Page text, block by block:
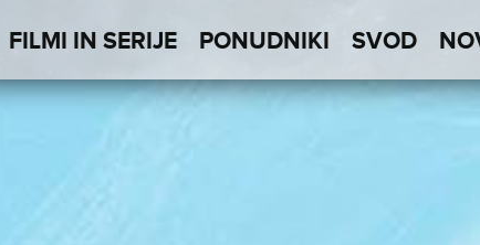
FILMI IN SERIJE PONUDNIKI SVOD